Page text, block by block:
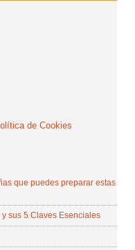
de Cookies
que puedes preparar estas
sus 5 Claves Esenciales